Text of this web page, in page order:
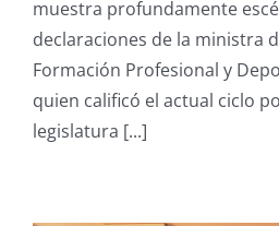
muestra profundamente
declaraciones de la ministra
Formación Profesional y
quien calificó el actual ciclo
legislatura [...]